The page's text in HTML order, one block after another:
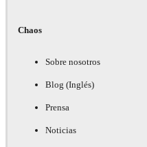
Chaos
Sobre nosotros
Blog (Inglés)
Prensa
Noticias